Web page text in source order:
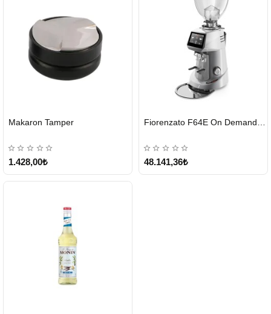
GÖNDERİ
Makaron Tamper
1.428,00₺
GÖNDERİ
48.141,36₺